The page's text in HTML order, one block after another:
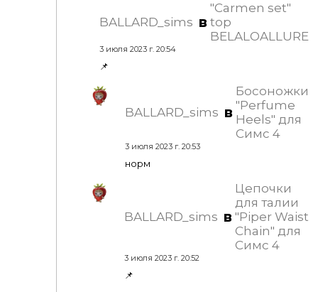
BALLARD_sims в
"Carmen set"
top
BELALOALLURE
3 июля 2023 г. 20:54
📌
BALLARD_sims в
Босоножки
"Perfume
Heels" для
Симс 4
3 июля 2023 г. 20:53
норм
BALLARD_sims в
Цепочки
для талии
"Piper Waist
Chain" для
Симс 4
3 июля 2023 г. 20:52
📌